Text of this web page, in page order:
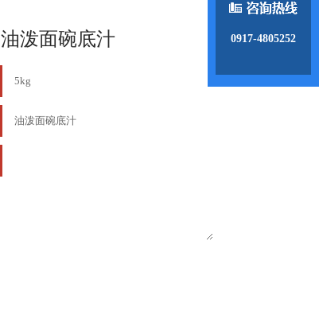
油泼面碗底汁
5kg
油泼面碗底汁
0917-4805252